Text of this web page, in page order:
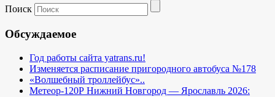
Поиск
Обсуждаемое
Год работы сайта yatrans.ru!
Изменяется расписание пригородного автобуса №178
«Волшебный троллейбус»..
Метеор-120Р Нижний Новгород — Ярославль 2026: